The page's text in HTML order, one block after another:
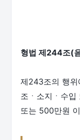
형법 제244조(
제243조의 행위
조ㆍ소지ㆍ수입
또는 500만원